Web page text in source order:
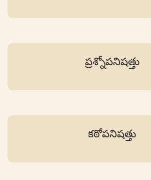
ప్రశ్నోపనిషత్తు
కఠోపనిషత్తు